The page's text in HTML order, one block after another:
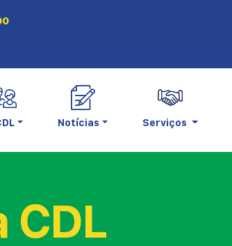
Notícias Serviços
CDL